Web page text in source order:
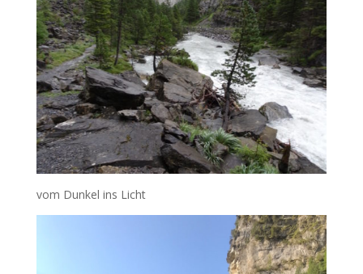
vom Dunkel ins Licht